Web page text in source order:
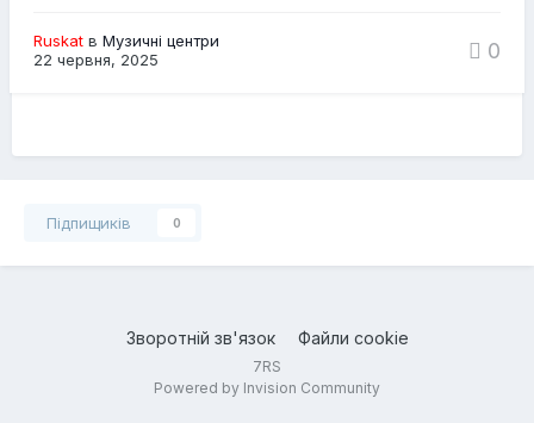
Ruskat в Музичні центри
22 червня, 2025
0
Підпищиків 0
Зворотній зв'язок Файли cookie
7RS
Powered by Invision Community